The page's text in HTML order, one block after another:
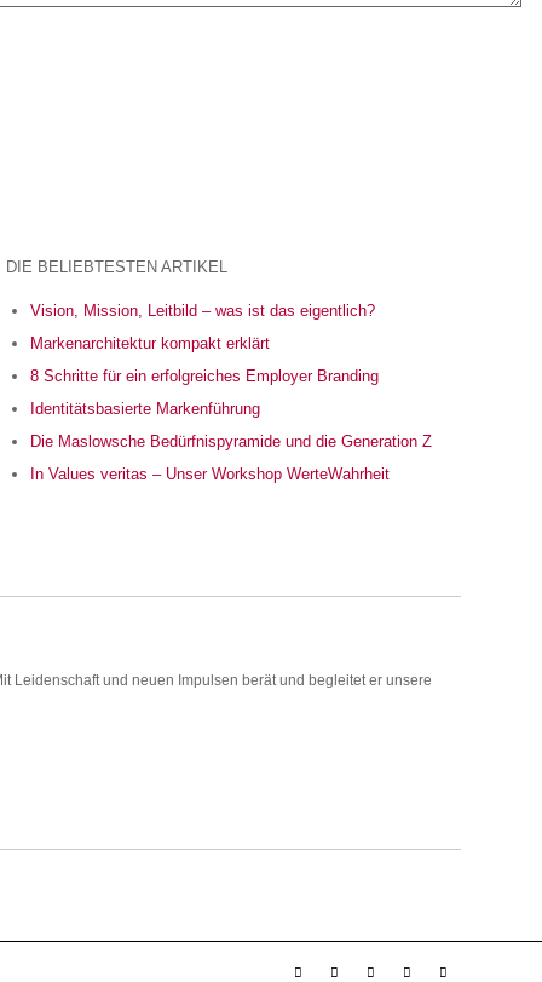
DIE BELIEBTESTEN ARTIKEL
Vision, Mission, Leitbild – was ist das eigentlich?
Markenarchitektur kompakt erklärt
8 Schritte für ein erfolgreiches Employer Branding
Identitätsbasierte Markenführung
Die Maslowsche Bedürfnispyramide und die Generation Z
In Values veritas – Unser Workshop WerteWahrheit
Leidenschaft und neuen Impulsen berät und begleitet er unsere